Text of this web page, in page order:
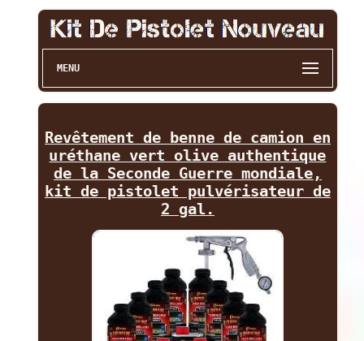
MENU
Revêtement de benne de camion en
uréthane vert olive authentique
de la Seconde Guerre mondiale,
kit de pistolet pulvérisateur de
2 gal.